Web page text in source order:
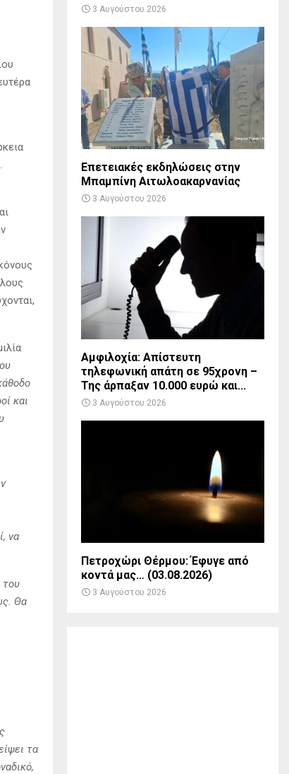
και
να
του
Θα
τα
3 Αυγούστου 2026
Επετειακές εκδηλώσεις στην
Μπαμπίνη Αιτωλοακαρνανίας
3 Αυγούστου 2026
Αμφιλοχία: Απίστευτη
τηλεφωνική απάτη σε 95χρονη –
Της άρπαξαν 10.000 ευρώ και...
3 Αυγούστου 2026
Πετροχώρι Θέρμου: Έφυγε από
κοντά μας… (03.08.2026)
3 Αυγούστου 2026